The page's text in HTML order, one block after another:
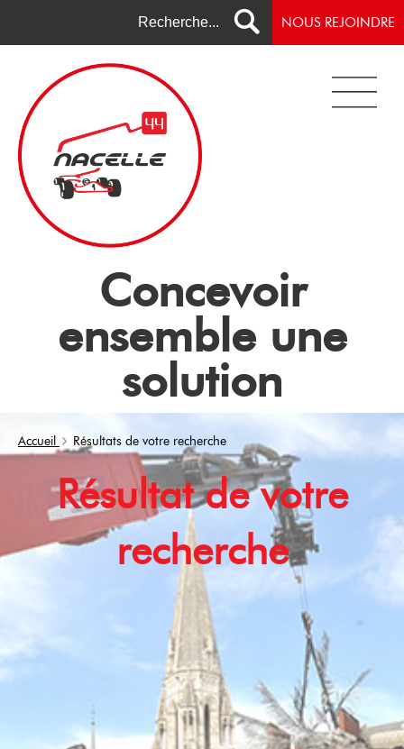
NOUS REJOINDRE
Concevoir
ensemble une
solution
Accueil Résultats de votre recherche
Résultat de votre
recherche